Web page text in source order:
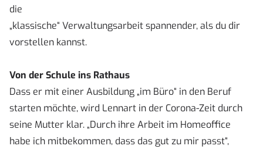
die
„klassische“ Verwaltungsarbeit spannender, als du dir
vorstellen kannst.
Von der Schule ins Rathaus
Dass er mit einer Ausbildung „im Büro“ in den Beruf
starten möchte, wird Lennart in der Corona-Zeit durch
seine Mutter klar. „Durch ihre Arbeit im Homeoffice
habe ich mitbekommen, dass das gut zu mir passt“,